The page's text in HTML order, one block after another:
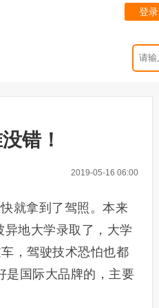
登录
错！
2019-05-16 06:00
就拿到了驾照。本来
地大学录取了，大学
，驾驶技术恐怕也都
是国际大品牌的，主要